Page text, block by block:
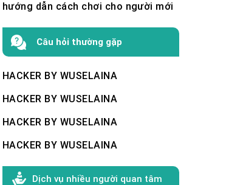
hướng dẫn cách chơi cho người mới
Câu hỏi thường gặp
HACKER BY WUSELAINA
HACKER BY WUSELAINA
HACKER BY WUSELAINA
HACKER BY WUSELAINA
Dịch vụ nhiều người quan tâm